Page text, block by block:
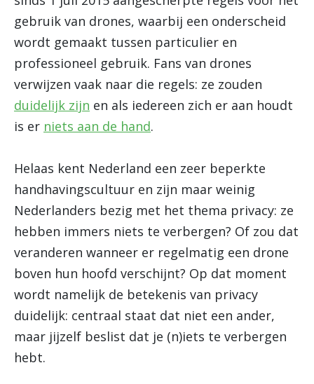
gebruik van drones, waarbij een onderscheid
wordt gemaakt tussen particulier en
professioneel gebruik. Fans van drones
verwijzen vaak naar die regels: ze zouden
duidelijk zijn en als iedereen zich er aan houdt
is er niets aan de hand.
Helaas kent Nederland een zeer beperkte
handhavingscultuur en zijn maar weinig
Nederlanders bezig met het thema privacy: ze
hebben immers niets te verbergen? Of zou dat
veranderen wanneer er regelmatig een drone
boven hun hoofd verschijnt? Op dat moment
wordt namelijk de betekenis van privacy
duidelijk: centraal staat dat niet een ander,
maar jijzelf beslist dat je (n)iets te verbergen
hebt.